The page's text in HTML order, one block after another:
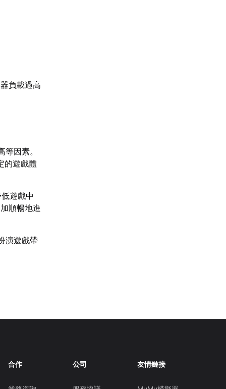
負載過高
因素。
的遊戲體
遊戲中
順暢地進
演遊戲帶
合作 公司 友情鏈接